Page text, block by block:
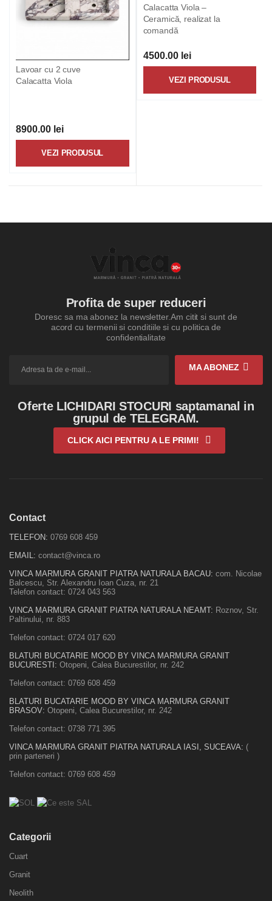
Lavoar cu 2 cuve
Calacatta Viola
8900.00 lei
VEZI PRODUSUL
Calacatta Viola –
Ceramică, realizat la
comandă
4500.00 lei
VEZI PRODUSUL
Profita de super reduceri
Doresc sa ma abonez la newsletter.Am citit si sunt de
acord cu termenii si conditiile si cu politica de
confidentialitate
MA ABONEZ
Oferte LICHIDARI STOCURI saptamanal in
grupul de TELEGRAM.
CLICK AICI PENTRU A LE PRIMI!
Contact
TELEFON: 0769 608 459
EMAIL: contact@vinca.ro
VINCA MARMURA GRANIT PIATRA NATURALA BACAU: com. Nicolae
Balcescu, Str. Alexandru Ioan Cuza, nr. 21
Telefon contact: 0724 043 563
VINCA MARMURA GRANIT PIATRA NATURALA NEAMT: Roznov, Str.
Paltinului, nr. 883
Telefon contact: 0724 017 620
BLATURI BUCATARIE MOOD BY VINCA MARMURA GRANIT
BUCURESTI: Otopeni, Calea Bucurestilor, nr. 242
Telefon contact: 0769 608 459
BLATURI BUCATARIE MOOD BY VINCA MARMURA GRANIT
BRASOV: Otopeni, Calea Bucurestilor, nr. 242
Telefon contact: 0738 771 395
VINCA MARMURA GRANIT PIATRA NATURALA IASI, SUCEAVA: (
prin parteneri )
Telefon contact: 0769 608 459
Categorii
Cuart
Granit
Neolith